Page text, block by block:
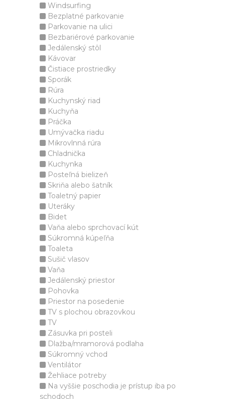
Windsurfing
Bezplatné parkovanie
Parkovanie na ulici
Bezbariérové parkovanie
Jedálenský stôl
Kávovar
Čistiace prostriedky
Sporák
Rúra
Kuchynský riad
Kuchyňa
Práčka
Umývačka riadu
Mikrovlnná rúra
Chladnička
Kuchynka
Posteľná bielizeň
Skriňa alebo šatník
Toaletný papier
Uteráky
Bidet
Vaňa alebo sprchovací kút
Súkromná kúpeľňa
Toaleta
Sušič vlasov
Vaňa
Jedálenský priestor
Pohovka
Priestor na posedenie
TV s plochou obrazovkou
TV
Zásuvka pri posteli
Dlažba/mramorová podlaha
Súkromný vchod
Ventilátor
Žehliace potreby
Na vyššie poschodia je prístup iba po
schodoch